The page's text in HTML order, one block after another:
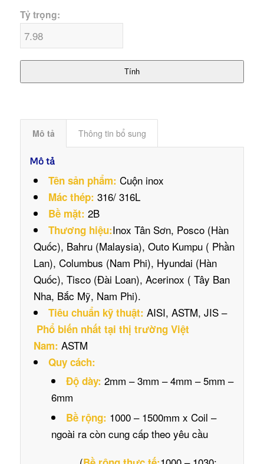
Tỷ trọng:
Tính
Mô tả Thông tin bổ sung
Mô tả
Tên sản phẩm: Cuộn inox
Mác thép: 316/ 316L
Bề mặt: 2B
Thương hiệu:Inox Tân Sơn, Posco (Hàn
Quốc), Bahru (Malaysia), Outo Kumpu ( Phần
Lan), Columbus (Nam Phi), Hyundai (Hàn
Quốc), Tisco (Đài Loan), Acerinox ( Tây Ban
Nha, Bắc Mỹ, Nam Phi).
Tiêu chuẩn kỹ thuật: AISI, ASTM, JIS –
Phổ biến nhất tại thị trường Việt
Nam: ASTM
Quy cách:
Độ dày: 2mm – 3mm – 4mm – 5mm –
6mm
Bề rộng: 1000 – 1500mm x Coil –
ngoài ra còn cung cấp theo yêu cầu